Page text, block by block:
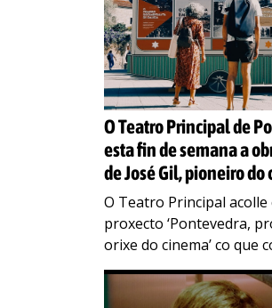
O Teatro Principal de
esta fin de semana a
de José Gil, pioneiro
O Teatro Principal
proxecto ‘Pontevedra,
orixe do cinema’ co que
Pontevedra a través da